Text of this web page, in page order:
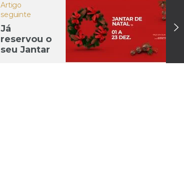
Artigo
seguinte
Já
reservou o
seu Jantar